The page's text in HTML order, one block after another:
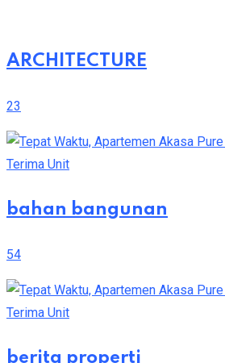
ARCHITECTURE
23
bahan bangunan
54
berita properti